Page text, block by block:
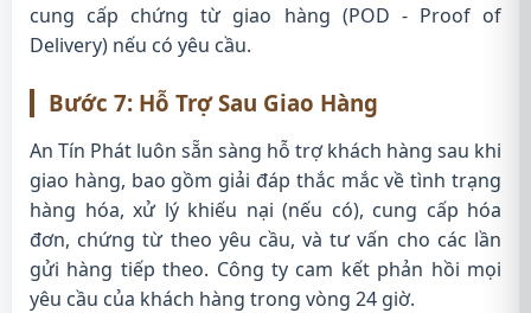
cung cấp chứng từ giao hàng (POD - Proof of
Delivery) nếu có yêu cầu.
Bước 7: Hỗ Trợ Sau Giao Hàng
An Tín Phát luôn sẵn sàng hỗ trợ khách hàng sau khi
giao hàng, bao gồm giải đáp thắc mắc về tình trạng
hàng hóa, xử lý khiếu nại (nếu có), cung cấp hóa
đơn, chứng từ theo yêu cầu, và tư vấn cho các lần
gửi hàng tiếp theo. Công ty cam kết phản hồi mọi
yêu cầu của khách hàng trong vòng 24 giờ.